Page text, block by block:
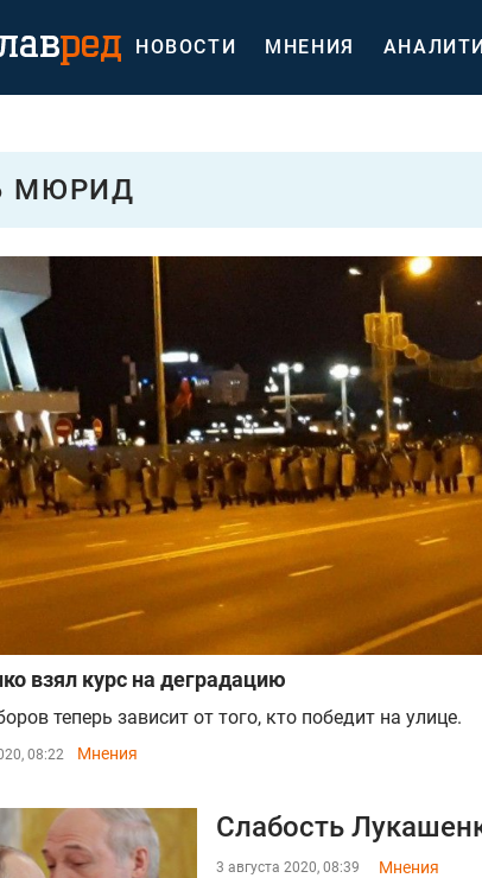
НОВОСТИ МНЕНИЯ
МЮРИД
взял курс на деградацию
теперь зависит от того, кто победит на улице.
08:22 Мнения
Слабость
3 августа 2020, 08:39 Мнения